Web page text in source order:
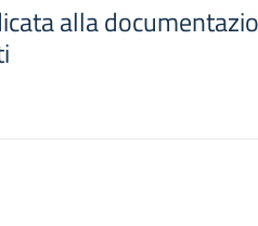
alla